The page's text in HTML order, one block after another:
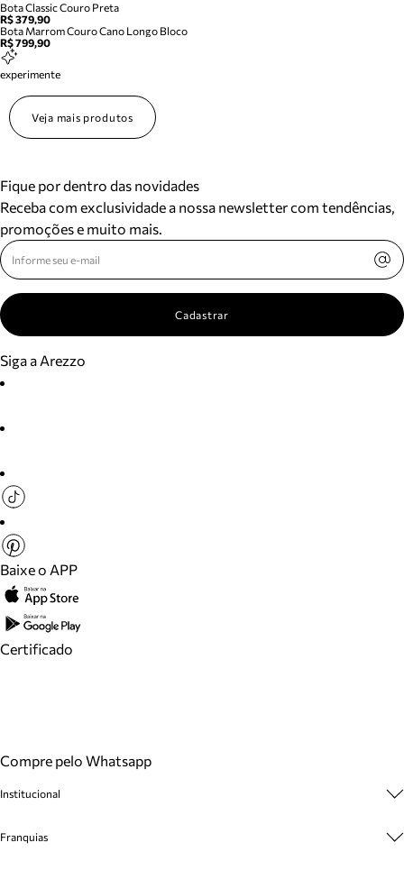
Bota Classic Couro Preta
R$ 379,90
Bota Marrom Couro Cano Longo Bloco
R$ 799,90
experimente
Veja mais produtos
Fique por dentro das novidades
Receba com exclusividade a nossa newsletter com tendências,
promoções e muito mais.
Cadastrar
Siga a Arezzo
Baixe o APP
Certificado
Compre pelo Whatsapp
Institucional
Cashback
Franquias